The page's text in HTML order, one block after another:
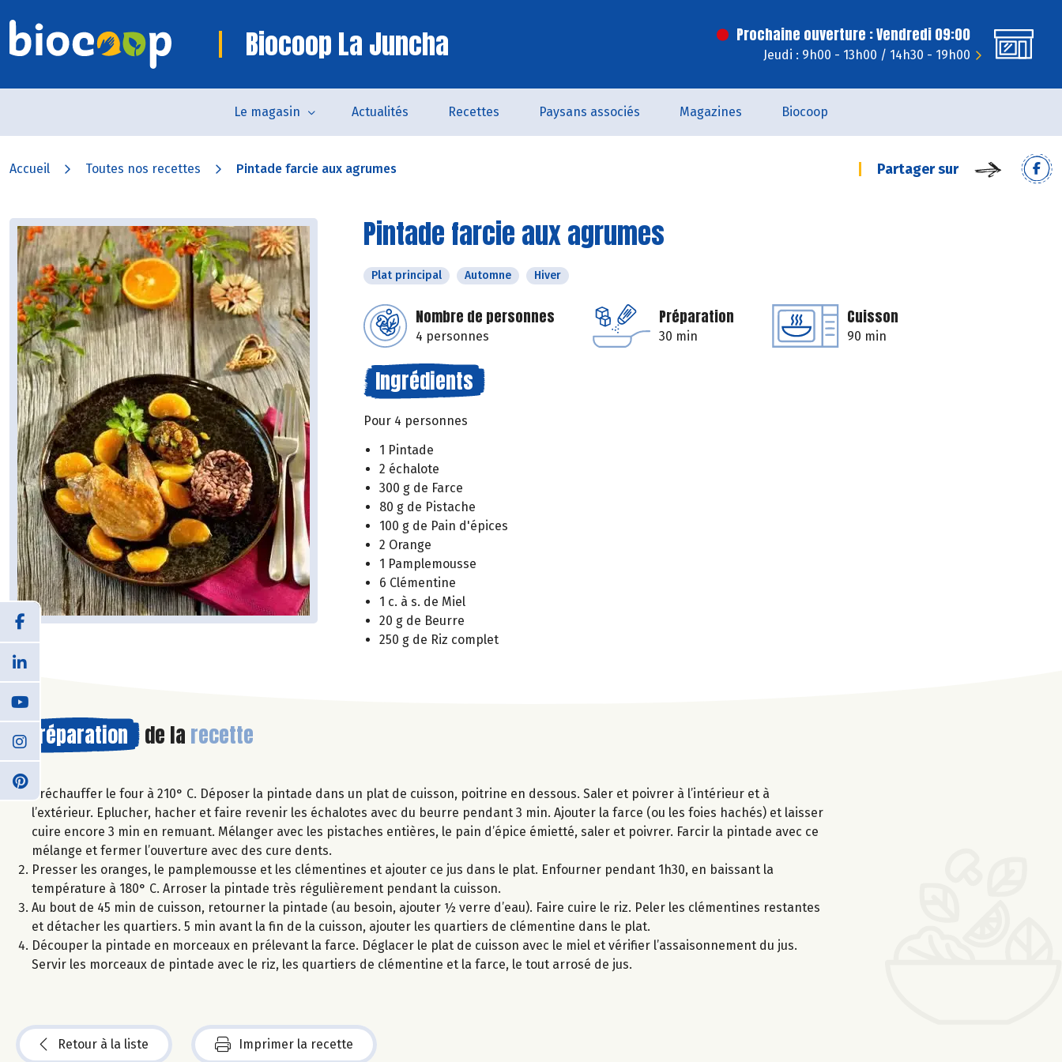
Biocoop La Juncha Prochaine ouverture : Vendredi 09:00
Jeudi : 9h00 - 13h00 / 14h30 - 19h00
Le magasin Actualités Recettes Paysans associés Magazines Biocoop
Accueil Toutes nos recettes Pintade farcie aux agrumes Partager sur
Pintade farcie aux agrumes
Plat principal Automne Hiver
Nombre de personnes
4 personnes
Préparation
30 min
Cuisson
90 min
Ingrédients
Pour 4 personnes
1 Pintade
2 échalote
300 g de Farce
80 g de Pistache
100 g de Pain d'épices
2 Orange
1 Pamplemousse
6 Clémentine
1 c. à s. de Miel
20 g de Beurre
250 g de Riz complet
Préparation de la recette
Préchauffer le four à 210° C. Déposer la pintade dans un plat de cuisson, poitrine en dessous. Saler et poivrer à l’intérieur et à
l’extérieur. Eplucher, hacher et faire revenir les échalotes avec du beurre pendant 3 min. Ajouter la farce (ou les foies hachés) et laisser
cuire encore 3 min en remuant. Mélanger avec les pistaches entières, le pain d’épice émietté, saler et poivrer. Farcir la pintade avec ce
mélange et fermer l’ouverture avec des cure dents.
Presser les oranges, le pamplemousse et les clémentines et ajouter ce jus dans le plat. Enfourner pendant 1h30, en baissant la
température à 180° C. Arroser la pintade très régulièrement pendant la cuisson.
Au bout de 45 min de cuisson, retourner la pintade (au besoin, ajouter ½ verre d’eau). Faire cuire le riz. Peler les clémentines restantes
et détacher les quartiers. 5 min avant la fin de la cuisson, ajouter les quartiers de clémentine dans le plat.
Découper la pintade en morceaux en prélevant la farce. Déglacer le plat de cuisson avec le miel et vérifier l’assaisonnement du jus.
Servir les morceaux de pintade avec le riz, les quartiers de clémentine et la farce, le tout arrosé de jus.
Retour à la liste Imprimer la recette